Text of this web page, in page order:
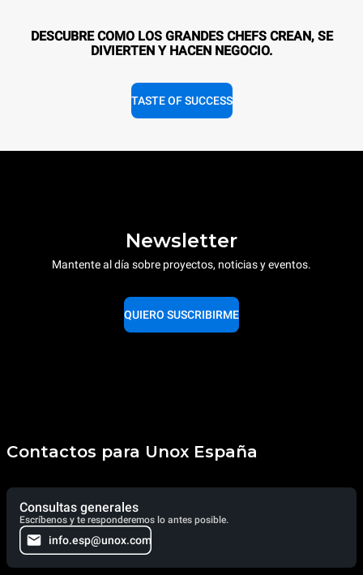
DESCUBRE COMO LOS GRANDES CHEFS CREAN, SE
DIVIERTEN Y HACEN NEGOCIO.
TASTE OF SUCCESS
Newsletter
Mantente al día sobre proyectos, noticias y eventos.
QUIERO SUSCRIBIRME
Contactos para Unox España
Consultas generales
Escríbenos y te responderemos lo antes posible.
info.esp@unox.com